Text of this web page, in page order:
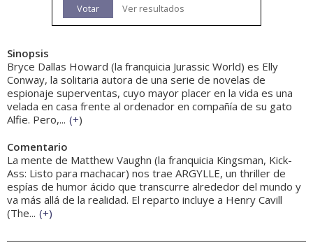
Votar Ver resultados
Sinopsis
Bryce Dallas Howard (la franquicia Jurassic World) es Elly
Conway, la solitaria autora de una serie de novelas de
espionaje superventas, cuyo mayor placer en la vida es una
velada en casa frente al ordenador en compañía de su gato
Alfie. Pero,... (+)
Comentario
La mente de Matthew Vaughn (la franquicia Kingsman, Kick-
Ass: Listo para machacar) nos trae ARGYLLE, un thriller de
espías de humor ácido que transcurre alrededor del mundo y
va más allá de la realidad. El reparto incluye a Henry Cavill
(The... (+)